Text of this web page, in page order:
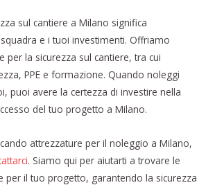
sul cantiere a Milano significa
e i tuoi investimenti. Offriamo
per la sicurezza sul cantiere, tra cui
PPE e formazione. Quando noleggi
puoi avere la certezza di investire nella
del tuo progetto a Milano.
attrezzature per il noleggio a Milano,
. Siamo qui per aiutarti a trovare le
per il tuo progetto, garantendo la sicurezza